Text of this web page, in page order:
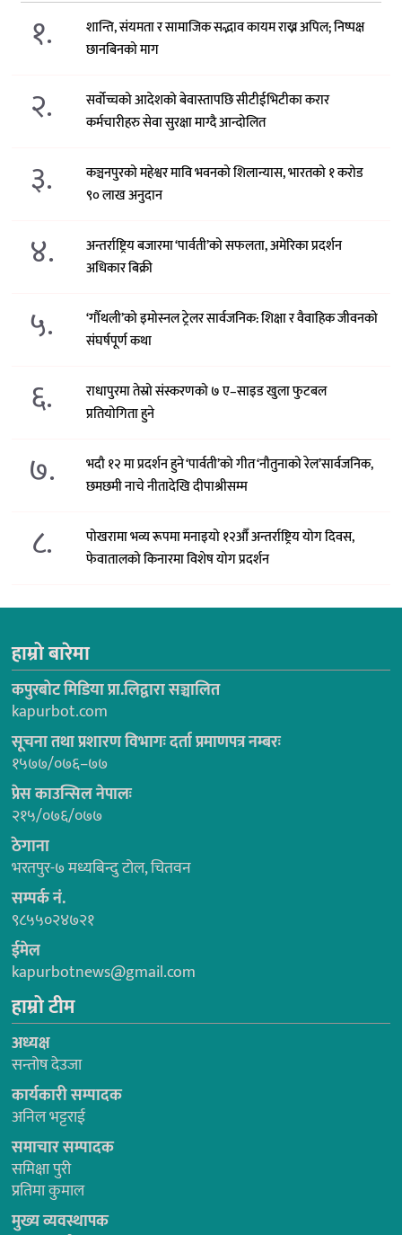
१.
शान्ति, संयमता र सामाजिक सद्भाव कायम राख्न अपिल; निष्पक्ष
छानबिनको माग
२.
सर्वोच्चको आदेशको बेवास्तापछि सीटीईभिटीका करार
कर्मचारीहरु सेवा सुरक्षा माग्दै आन्दोलित
३.
कञ्चनपुरको महेश्वर मावि भवनको शिलान्यास, भारतको १ करोड
९० लाख अनुदान
४.
अन्तर्राष्ट्रिय बजारमा ‘पार्वती’को सफलता, अमेरिका प्रदर्शन
अधिकार बिक्री
५.
‘गौँथली’को इमोस्नल ट्रेलर सार्वजनिक: शिक्षा र वैवाहिक जीवनको
संघर्षपूर्ण कथा
६.
राधापुरमा तेस्रो संस्करणको ७ ए–साइड खुला फुटबल
प्रतियोगिता हुने
७.
भदौ १२ मा प्रदर्शन हुने ‘पार्वती’को गीत ‘नौतुनाको रेल’सार्वजनिक,
छमछमी नाचे नीतादेखि दीपाश्रीसम्म
८.
पोखरामा भव्य रूपमा मनाइयो १२औँ अन्तर्राष्ट्रिय योग दिवस,
फेवातालको किनारमा विशेष योग प्रदर्शन
हाम्रो बारेमा
कपुरबोट मिडिया प्रा.लिद्वारा सञ्चालित
kapurbot.com
सूचना तथा प्रशारण विभागः दर्ता प्रमाणपत्र नम्बरः
१५७७/०७६–७७
प्रेस काउन्सिल नेपालः
२१५/०७६/०७७
ठेगाना
भरतपुर-७ मध्यबिन्दु टोल, चितवन
सम्पर्क नं.
९८५५०२४७२१
ईमेल
kapurbotnews@gmail.com
हाम्रो टीम
अध्यक्ष
सन्तोष देउजा
कार्यकारी सम्पादक
अनिल भट्टराई
समाचार सम्पादक
समिक्षा पुरी
प्रतिमा कुमाल
मुख्य व्यवस्थापक